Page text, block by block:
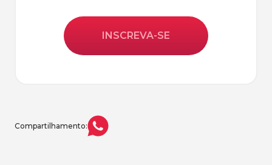
INSCREVA-SE
Compartilhamento: